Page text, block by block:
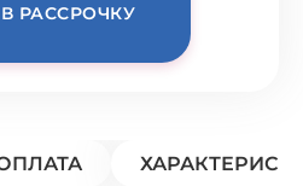
РАССРОЧКУ